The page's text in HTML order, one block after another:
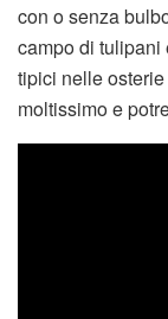
con o senza
campo di tulipani
tipici nelle
moltissimo e